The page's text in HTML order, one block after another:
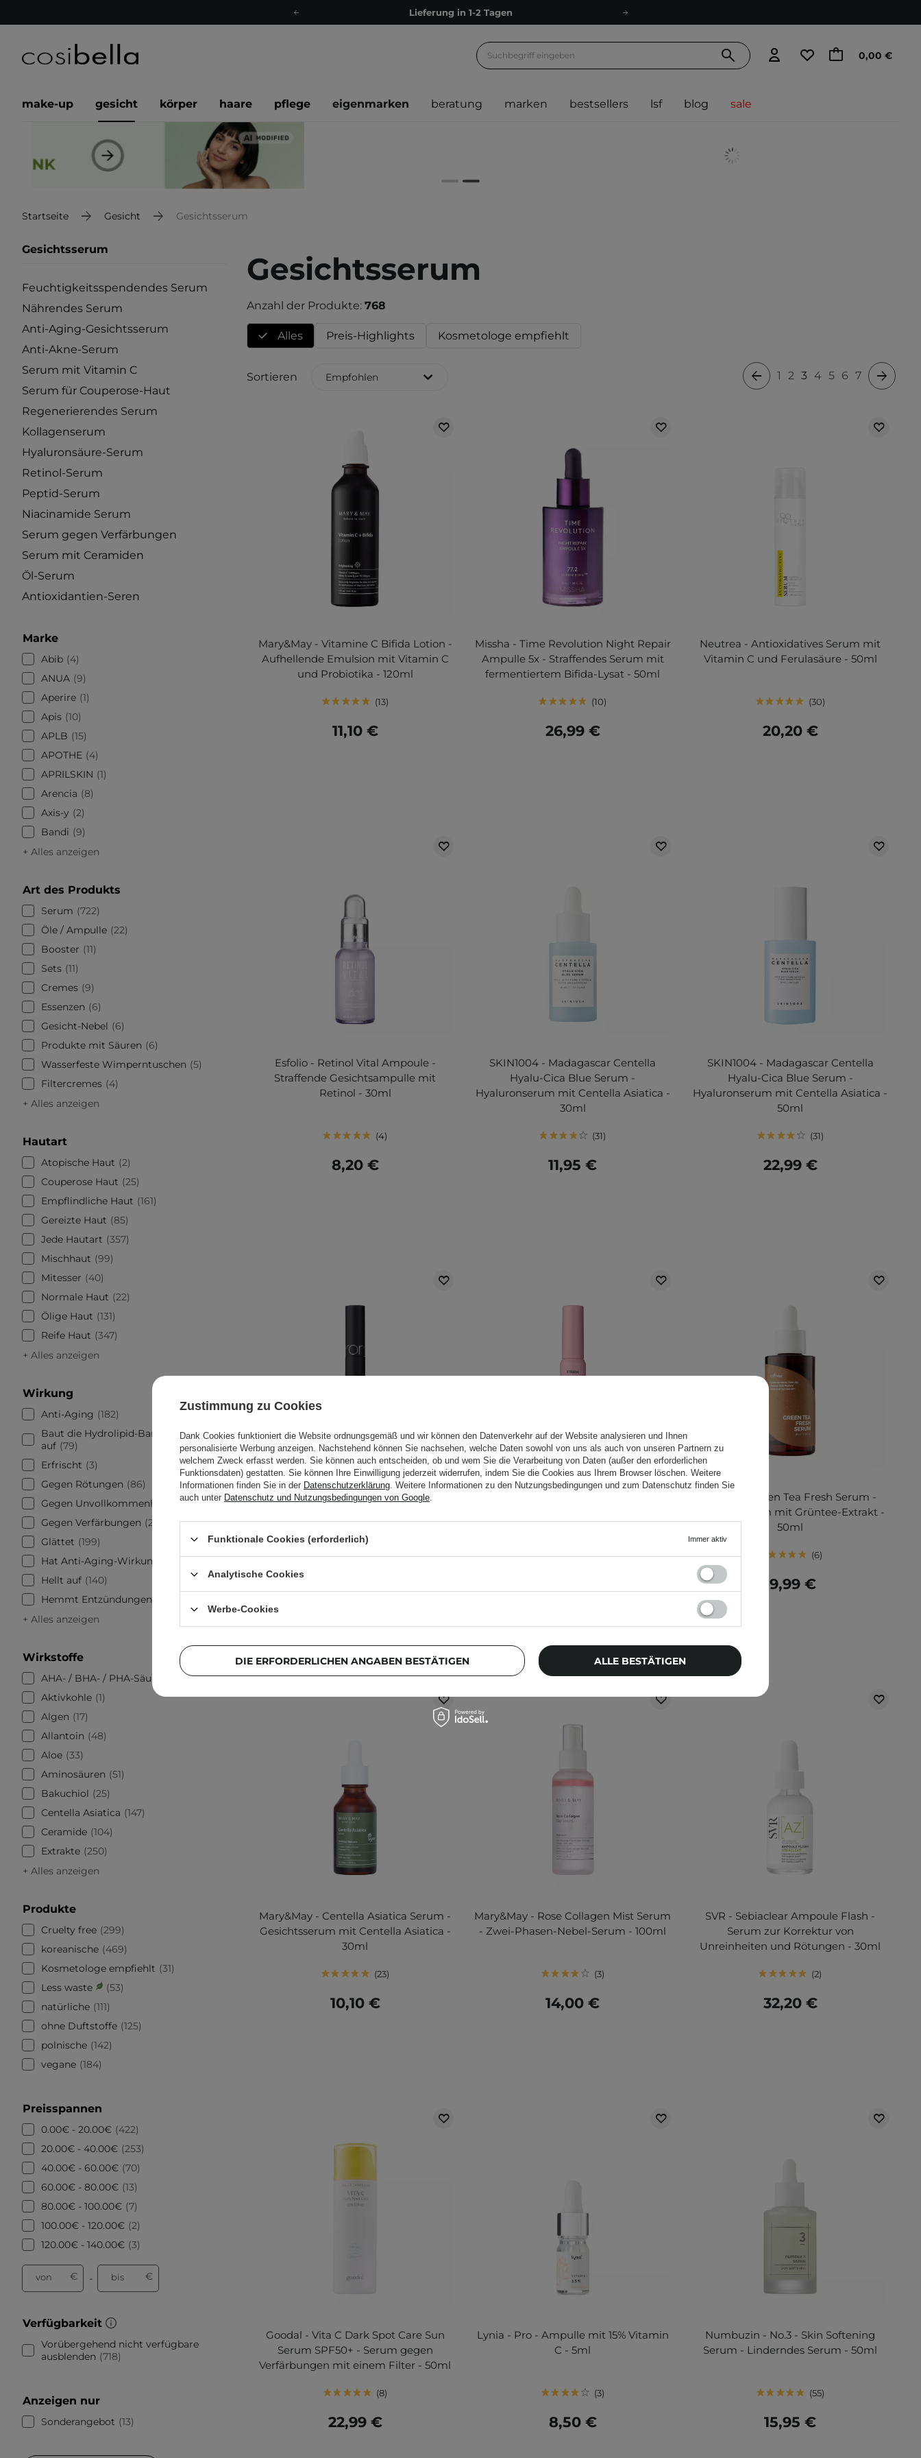
Lieferung in 1-2 Tagen
Kostenloser Versand ab 60 €
Versand nach Deutschland und Österreich
Empfehle uns weiter und sammle noch mehr Punkte
0,00 €
make-up gesicht körper haare pflege eigenmarken beratung marken bestsellers lsf blog sale
Startseite Gesicht Gesichtsserum
Gesichtsserum
Feuchtigkeitsspendendes Serum
Nährendes Serum
Anti-Aging-Gesichtsserum
Anti-Akne-Serum
Serum mit Vitamin C
Serum für Couperose-Haut
Regenerierendes Serum
Kollagenserum
Hyaluronsäure-Serum
Retinol-Serum
Peptid-Serum
Niacinamide Serum
Serum gegen Verfärbungen
Serum mit Ceramiden
Öl-Serum
Antioxidantien-Seren
Marke
Abib
4
ANUA 9
Aperire 1
Apis 10
APLB
15
APOTHE
4
APRILSKIN
1
Arencia
8
Axis-y
2
Bandi
9
+ Alles anzeigen
Art des Produkts
Serum
722
Öle / Ampulle 22
Booster
11
Sets 11
Cremes 9
Essenzen
6
Gesicht-Nebel
6
Produkte mit Säuren
6
Wasserfeste Wimperntuschen
5
Filtercremes
4
+ Alles anzeigen
Hautart
Atopische Haut
2
Couperose Haut
25
Empflindliche Haut
161
Gereizte Haut
85
Jede Hautart
357
Mischhaut
99
Mitesser
40
Normale Haut
22
Ölige Haut
131
Reife Haut
347
+ Alles anzeigen
Wirkung
Anti-Aging
182
Baut die Hydrolipid-Barriere
auf 79
Erfrischt
3
Gegen Rötungen
86
Gegen Unvollkommenheiten 132
Gegen Verfärbungen
258
Glättet
199
Hat Anti-Aging-Wirkung
250
Hellt auf 140
Hemmt Entzündungen
+ Alles anzeigen
Wirkstoffe
AHA- / BHA- / PHA-Säuren
97
Aktivkohle 1
Algen
17
Allantoin
48
Aloe 33
Aminosäuren
51
Bakuchiol
25
Centella Asiatica
147
Ceramide 104
Extrakte 250
+ Alles anzeigen
Produkte
Cruelty free 299
koreanische
469
Kosmetologe empfiehlt
31
Less waste
53
natürliche 111
ohne Duftstoffe 125
polnische 142
vegane 184
Preisspannen
0.00€ - 20.00€
422
20.00€ - 40.00€ 253
40.00€ - 60.00€ 70
60.00€ - 80.00€ 13
80.00€ - 100.00€ 7
100.00€ - 120.00€ 2
120.00€ - 140.00€ 3
von € - bis €
Verfügbarkeit
Vorübergehend nicht verfügbare
ausblenden
718
Anzeigen nur
Sonderangebot 13
Gesichtsserum
Anzahl der Produkte: 768
Alles Preis-Highlights Kosmetologe empfiehlt
Sortieren Empfohlen 1 2 3 4 5 6 7
Mary&May - Vitamine C Bifida Lotion -
Aufhellende Emulsion mit Vitamin C
und Probiotika - 120ml
13
11,10 €
Missha - Time Revolution Night Repair
Ampulle 5x - Straffendes Serum mit
fermentiertem Bifida-Lysat - 50ml
10
26,99 €
Neutrea - Antioxidatives Serum mit
Vitamin C und Ferulasäure - 50ml
30
20,20 €
Esfolio - Retinol Vital Ampoule -
Straffende Gesichtsampulle mit
Retinol - 30ml
4
8,20 €
SKIN1004 - Madagascar Centella
Hyalu-Cica Blue Serum -
Hyaluronserum mit Centella Asiatica -
30ml
31
11,95 €
SKIN1004 - Madagascar Centella
Hyalu-Cica Blue Serum -
Hyaluronserum mit Centella Asiatica -
50ml
31
22,99 €
Rom&nd - Han All Fix Mascara -
111 24
Isntree - Green Tea Fresh Serum -
Gesichtsserum mit Grüntee-Extrakt -
50ml
6
19,99 €
Mary&May - Centella Asiatica Serum -
Gesichtsserum mit Centella Asiatica -
30ml
23
10,10 €
Mary&May - Rose Collagen Mist Serum
- Zwei-Phasen-Nebel-Serum - 100ml
3
14,00 €
SVR - Sebiaclear Ampoule Flash -
Serum zur Korrektur von
Unreinheiten und Rötungen - 30ml
2
32,20 €
Goodal - Vita C Dark Spot Care Sun
Serum SPF50+ - Serum gegen
Verfärbungen mit einem Filter - 50ml
8
22,99 €
Lynia - Pro - Ampulle mit 15% Vitamin
C - 5ml
3
8,50 €
Numbuzin - No.3 - Skin Softening
Serum - Linderndes Serum - 50ml
55
15,95 €
Zustimmung zu Cookies
Dank Cookies funktioniert die Website ordnungsgemäß und wir können den Datenverkehr auf der Website analysieren und Ihnen
personalisierte Werbung anzeigen. Nachstehend können Sie nachsehen, welche Daten sowohl von uns als auch von unseren Partnern zu
welchem Zweck erfasst werden. Sie können auch entscheiden, ob und wem Sie die Verarbeitung von Daten (außer den erforderlichen
Funktionsdaten) gestatten. Sie können Ihre Einwilligung jederzeit widerrufen, indem Sie die Cookies aus Ihrem Browser löschen. Weitere
Informationen finden Sie in der Datenschutzerklärung. Weitere Informationen zu den Nutzungsbedingungen und zum Datenschutz finden Sie
auch unter Datenschutz und Nutzungsbedingungen von Google.
Funktionale Cookies (erforderlich) Immer aktiv
Analytische Cookies
Werbe-Cookies
DIE ERFORDERLICHEN ANGABEN BESTÄTIGEN ALLE BESTÄTIGEN